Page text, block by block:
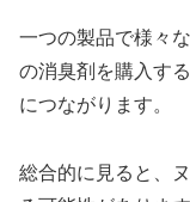
一つの製品で様々
の消臭剤を購入す
につながります。
総合的に見ると、